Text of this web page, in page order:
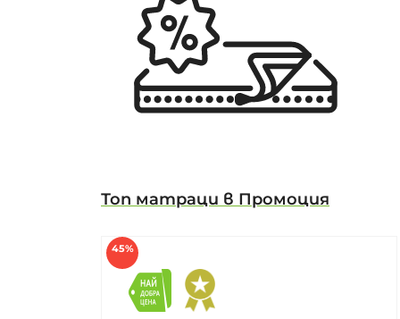
Топ матраци в Промоция
45%